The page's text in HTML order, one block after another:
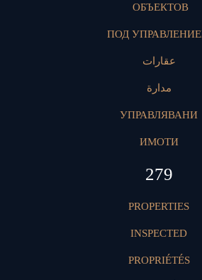
ОБЪЕКТОВ
ПОД
عقارات
مدارة
УПРАВЛЯВАНИ
ИМОТИ
396
PROPERTIES
INSPECTED
PROPRIÉTÉS